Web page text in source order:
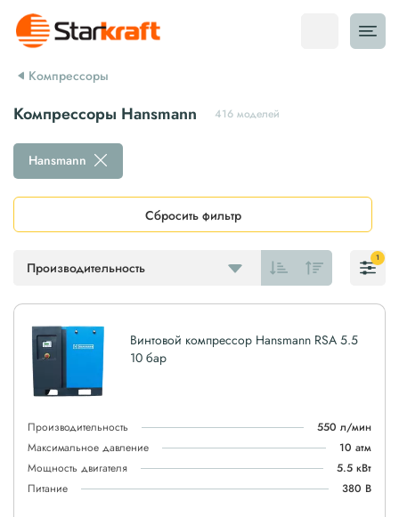
Компрессоры
Компрессоры Hansmann 416 моделей
Производительность
Hansmann
Сбросить фильтр
1
Винтовой компрессор Hansmann RSA 5.5
10 бар
Производительность
550 л/мин
Максимальное давление
10 атм
Мощность двигателя
5.5 кВт
Питание
380 В